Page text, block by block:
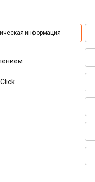
информация